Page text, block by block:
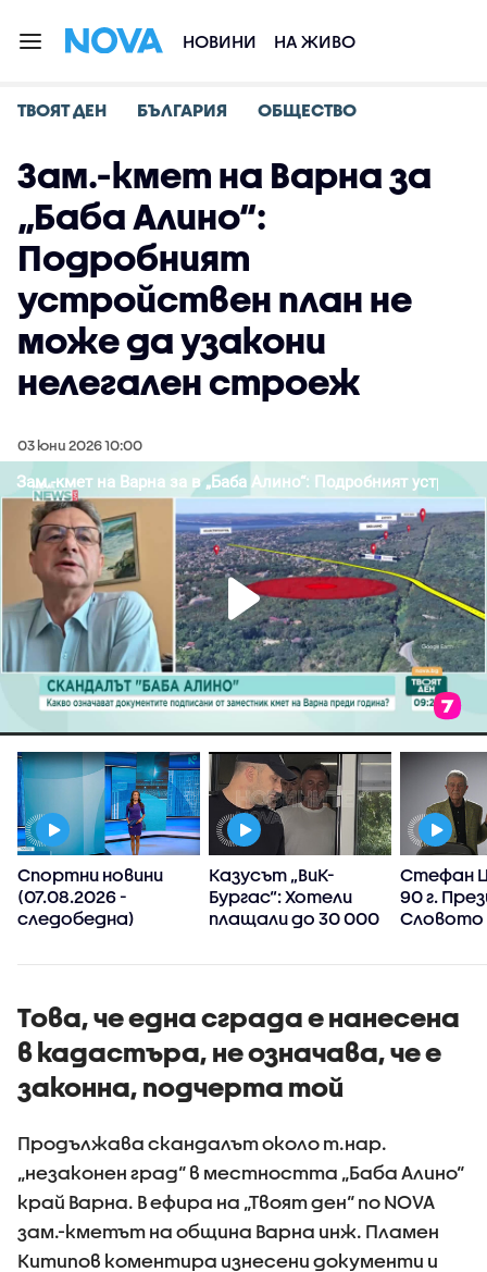
НОВИНИ НА ЖИВО
ТВОЯТ ДЕН БЪЛГАРИЯ ОБЩЕСТВО
Зам.-кмет на Варна за
„Баба Алино“:
Подробният
устройствен план не
може да узакони
нелегален строеж
03 юни 2026 10:00
Спортни новини
(07.08.2026 -
следобедна)
Казусът „ВиК-
Бургас“: Хотели
плащали до 30 000
манипулиране на
Стефан
90 г.
Словото
търсим
Това, че една сграда е нанесена
в кадастъра, не означава, че е
законна, подчерта той
Продължава скандалът около т.нар.
„незаконен град“ в местността „Баба Алино“
край Варна. В ефира на „Твоят ден“ по NOVA
зам.-кметът на община Варна инж. Пламен
Китипов коментира изнесени документи и